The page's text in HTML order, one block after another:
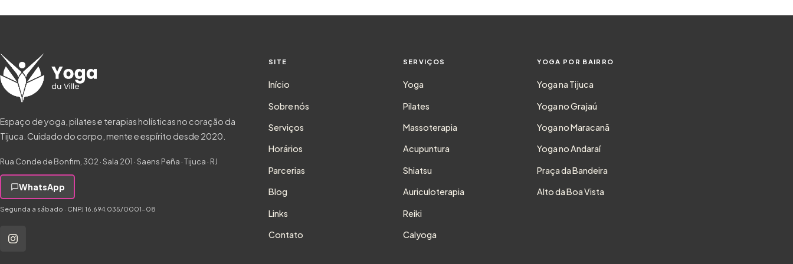
Espaço de yoga, pilates e terapias holísticas no coração da
Tijuca. Cuidado do corpo, mente e espírito desde 2020.
Rua Conde de Bonfim, 302 · Sala 201 · Saens Peña · Tijuca · RJ
WhatsApp
Segunda a sábado · CNPJ 16.694.035/0001-08
SITE
Início
Sobre nós
Serviços
Horários
Parcerias
Blog
Links
Contato
SERVIÇOS
Yoga
Pilates
Massoterapia
Acupuntura
Shiatsu
Auriculoterapia
Reiki
Calyoga
YOGA POR BAIRRO
Yoga na Tijuca
Yoga no Grajaú
Yoga no Maracanã
Yoga no Andaraí
Praça da Bandeira
Alto da Boa Vista